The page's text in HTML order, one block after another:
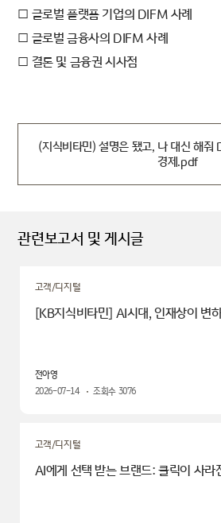
□ 글로벌 플랫폼 기업의 DIFM 사례
□ 글로벌 금융사의 DIFM 사례
□ 결론 및 금융권 시사점
(지식비타민) 설명은 됐고, 나 대신 해
경제.pdf
관련보고서 및 게시글
고객/디지털
[KB지식비타민] AI시대, 인재상이 변
전아영
2026-07-14
조회수 3076
고객/디지털
AI에게 선택 받는 브랜드: 클릭이 사라